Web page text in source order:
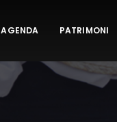
AGENDA PATRIMONI